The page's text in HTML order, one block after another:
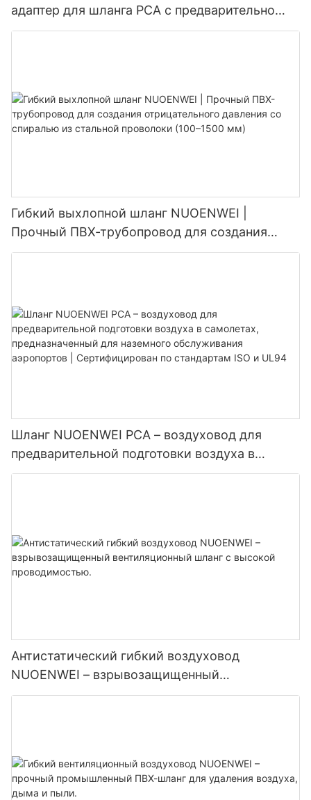
адаптер для шланга PCA с предварительно
подготовленным воздухом для наземного
Гибкий выхлопной шланг NUOENWEI |
Прочный ПВХ-трубопровод для создания
отрицательного давления со спиралью из
Шланг NUOENWEI PCA – воздуховод для
предварительной подготовки воздуха в
самолетах, предназначенный для наземного
Антистатический гибкий воздуховод
NUOENWEI – взрывозащищенный
вентиляционный шланг с высокой